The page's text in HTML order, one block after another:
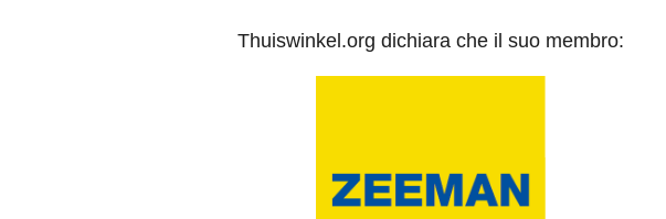
Thuiswinkel.org dichiara che il suo membro: